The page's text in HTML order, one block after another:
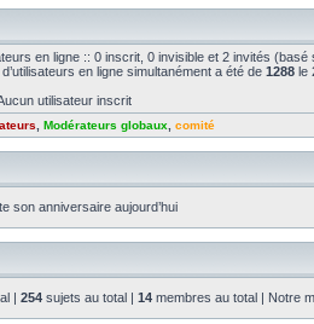
en ligne :: 0 inscrit, 0 invisible et 2 invités
en ligne simultanément a été de 1288 le
utilisateur inscrit
Modérateurs globaux comité
son anniversaire aujourd’hui
| 254 sujets au total | 14 membres au total | Notre